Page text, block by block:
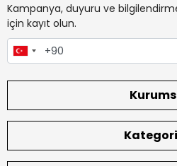
Kampanya, duyuru ve
için kayıt olun.